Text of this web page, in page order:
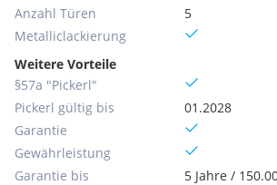
Anzahl Türen
5
Metallic­lackierung
Weitere Vorteile
§57a "Pickerl"
Pickerl gültig bis
01.2028
Garantie
Gewährleistung
Garantie bis
5 Jahre /